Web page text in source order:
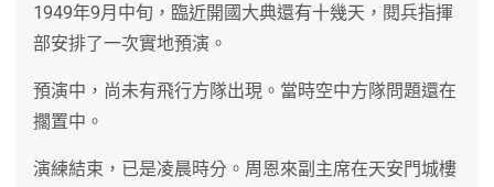
1949年9月中旬，臨近開國大典還有十幾天，閱兵指揮
部安排了一次實地預演。
預演中，尚未有飛行方隊出現。當時空中方隊問題還在
擱置中。
演練結束，已是凌晨時分。周恩來副主席在天安門城樓